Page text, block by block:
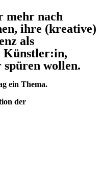
mehr nach
ihre (kreative)
als
wollen.
ein Thema.